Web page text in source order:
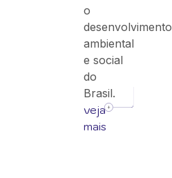
o
desenvolvimento
ambiental
e social
do
Brasil.
veja
mais